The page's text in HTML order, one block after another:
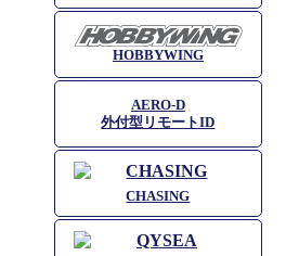
HOBBYWING
AERO-D
外付型リモートID
CHASING